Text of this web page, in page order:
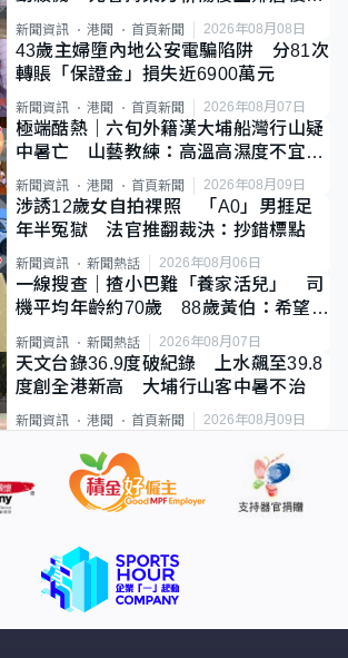
新聞資訊 港聞 首頁新聞 2026年08月08日
43歲主婦墮內地公安電騙陷阱 分81次
轉賬「保證金」損失近6900萬元
新聞資訊 港聞 首頁新聞 2026年08月07日
極端酷熱｜六旬外籍漢大埔船灣行山疑
中暑亡 山藝教練：高溫高濕度不宜遠
足
新聞資訊 港聞 首頁新聞 2026年08月09日
涉誘12歲女自拍祼照 「A0」男捱足
年半冤獄 法官推翻裁決：抄錯標點
新聞資訊 新聞熱話 2026年08月06日
一線搜查｜揸小巴難「養家活兒」 司
機平均年齡約70歲 88歲黃伯：希望一
直揸落去
新聞資訊 新聞熱話 2026年08月07日
天文台錄36.9度破紀錄 上水飆至39.8
度創全港新高 大埔行山客中暑不治
新聞資訊 港聞 首頁新聞 2026年08月09日